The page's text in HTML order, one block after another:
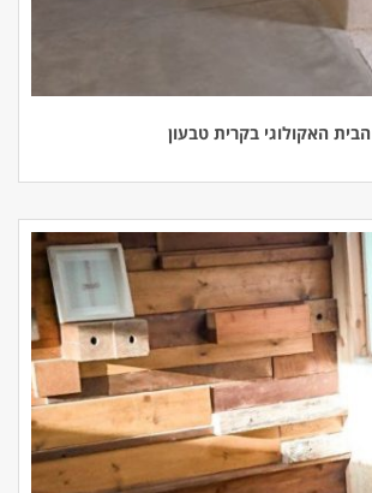
הבית האקולוגי בקרית טבעון